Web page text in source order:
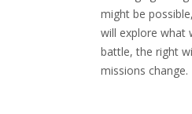
might be
will explore what
battle, the right
missions change.